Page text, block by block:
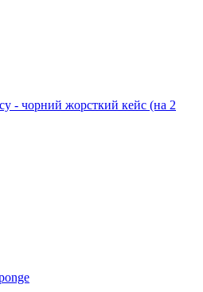
- чорний жорсткий кейс (на 2